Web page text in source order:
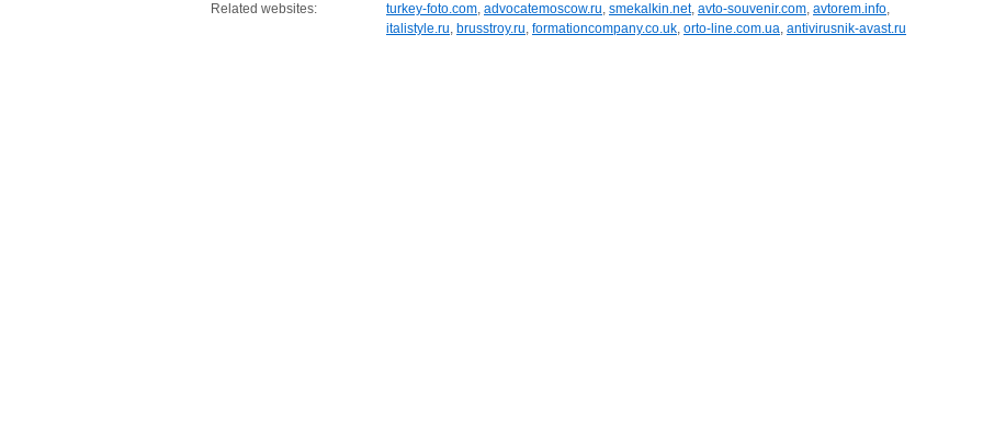
Related websites: turkey-foto.com, advocatemoscow.ru, smekalkin.net, avto-souvenir.com, avtorem.info,
italistyle.ru, brusstroy.ru, formationcompany.co.uk, orto-line.com.ua, antivirusnik-avast.ru